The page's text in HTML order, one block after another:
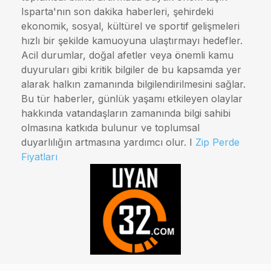
Isparta'nın son dakika haberleri, şehirdeki
ekonomik, sosyal, kültürel ve sportif gelişmeleri
hızlı bir şekilde kamuoyuna ulaştırmayı hedefler.
Acil durumlar, doğal afetler veya önemli kamu
duyuruları gibi kritik bilgiler de bu kapsamda yer
alarak halkın zamanında bilgilendirilmesini sağlar.
Bu tür haberler, günlük yaşamı etkileyen olaylar
hakkında vatandaşların zamanında bilgi sahibi
olmasına katkıda bulunur ve toplumsal
duyarlılığın artmasına yardımcı olur. I Zip Perde
Fiyatları